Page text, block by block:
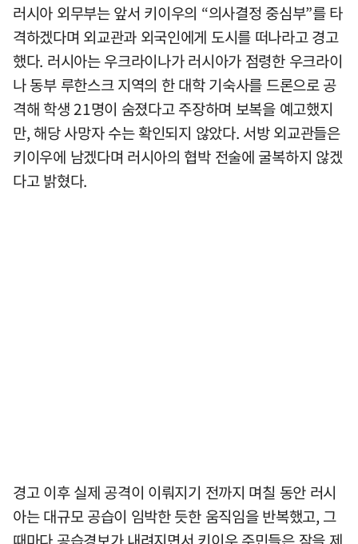
러시아 외무부는 앞서 키이우의 “의사결정 중심부”를 타
격하겠다며 외교관과 외국인에게 도시를 떠나라고 경고
했다. 러시아는 우크라이나가 러시아가 점령한 우크라이
나 동부 루한스크 지역의 한 대학 기숙사를 드론으로 공
격해 학생 21명이 숨졌다고 주장하며 보복을 예고했지
만, 해당 사망자 수는 확인되지 않았다. 서방 외교관들은
키이우에 남겠다며 러시아의 협박 전술에 굴복하지 않겠
다고 밝혔다.
경고 이후 실제 공격이 이뤄지기 전까지 며칠 동안 러시
아는 대규모 공습이 임박한 듯한 움직임을 반복했고, 그